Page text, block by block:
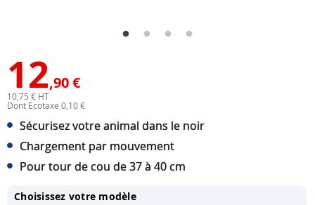
12,90 €
10,75 € HT
Dont Ecotaxe 0,10 €
Sécurisez votre animal dans le noir
Chargement par mouvement
Pour tour de cou de 37 à 40 cm
Choisissez votre modèle